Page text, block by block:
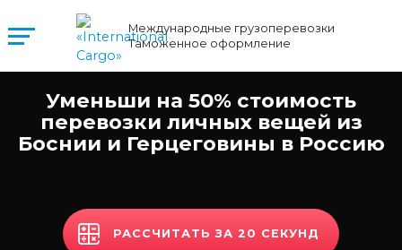
Международные грузоперевозки
Таможенное оформление
Уменьши на 50% стоимость
перевозки личных вещей из
Боснии и Герцеговины в Россию
РАССЧИТАТЬ ЗА 20 СЕКУНД